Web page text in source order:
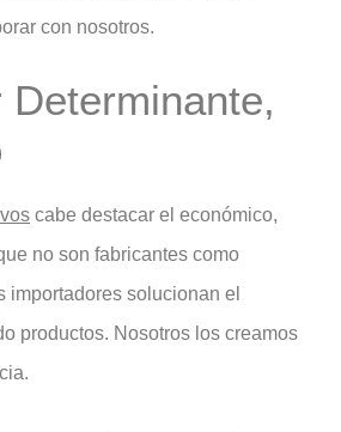
con nosotros.
Determinante,
cabe destacar el económico,
no son fabricantes como
importadores solucionan el
productos. Nosotros los creamos